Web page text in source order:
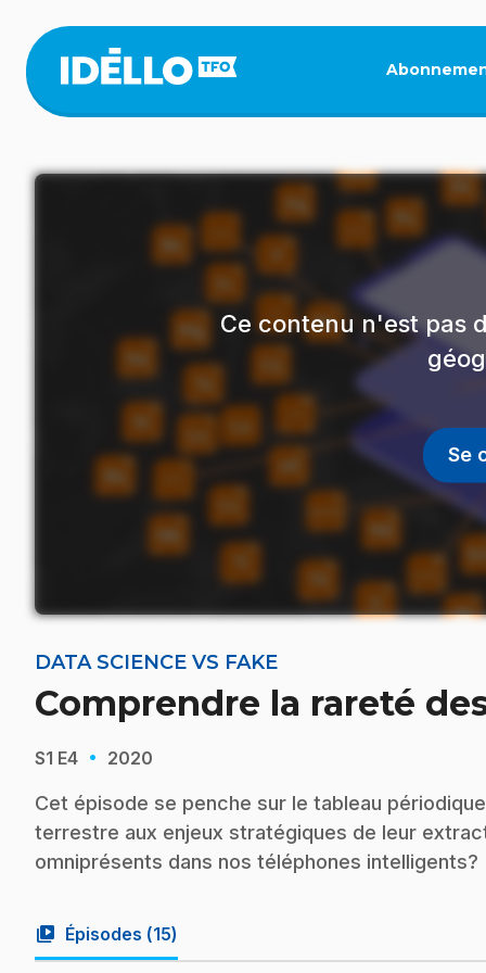
contenu
principal
Ce contenu n'est pas
Se
DATA SCIENCE VS FAKE
Comprendre la rareté
S1 E4 · 2020
Cet épisode se penche sur le tableau
terrestre aux enjeux stratégiques de leur
omniprésents dans nos téléphones intelligents?
video_library Épisodes (15)